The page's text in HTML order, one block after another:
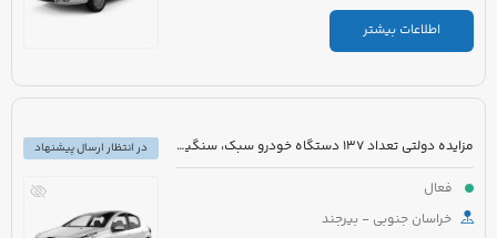
اطلاعات بیشتر
مزایده دولتی تعداد 137 دستگاه خودرو سبک، سنگین و موتورسیکلت قابل شماره گذاری و غیر قابل شماره گذاری
فعال
خراسان جنوبی - بیرجند
در انتظار ارسال پیشنهاد